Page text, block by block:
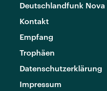
Deutschlandfunk Nova
Kontakt
Empfang
Trophäen
Datenschutzerklärung
Impressum